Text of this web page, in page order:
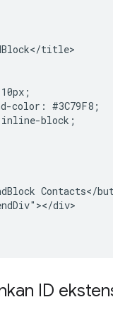
title>
color: #3C79F8;
block;
Contacts</
div>
ID